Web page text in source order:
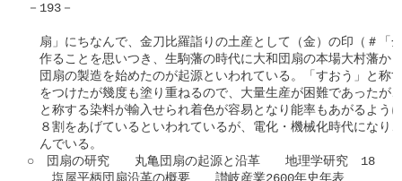
－193－
扇」にちなんで、金刀比羅詣りの土産として（金）の印（＃「
作ることを思いつき、生駒藩の時代に大和団扇の本場大村藩か
団扇の製造を始めたのが起源といわれている。「すおう」と称
をつけたが幾度も塗り重ねるので、大量生産が困難であったが
と称する染料が輸入せられ着色が容易となり能率もあがるよう
８割をあげているといわれているが、電化・機械化時代になり
んでいる。
○　団扇の研究　　丸亀団扇の起源と沿革　　地理学研究　18